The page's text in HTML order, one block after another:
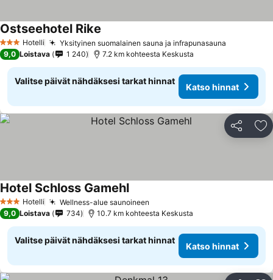
3 Tähtiluokitus
Hotelli Yksityinen suomalainen sauna ja infrapunasauna
Ostseehotel Rike
9,0 Loistava 1 240 7.2 km kohteesta Keskusta
Valitse päivät nähdäksesi tarkat hinnat
Katso hinnat
Jaa
3 Tähtiluokitus
Hotelli Wellness-alue saunoineen
Hotel Schloss GamehlKatso hinnat
9,0 Loistava 734 10.7 km kohteesta Keskusta
Valitse päivät nähdäksesi tarkat hinnat
Katso hinnat